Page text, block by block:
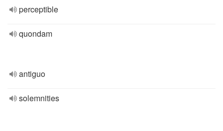
perceptible
quondam
antiguo
solemnities